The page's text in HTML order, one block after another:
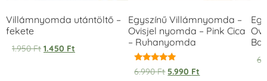
Villámnyomda utántöltő –
fekete
1.950Ft 1.450 Ft
Egyszínű Villámnyomda –
Ovisjel nyomda – Pink Cica
– Ruhanyomda
Értékelés:
5.00
6.990Ft 5.990 Ft